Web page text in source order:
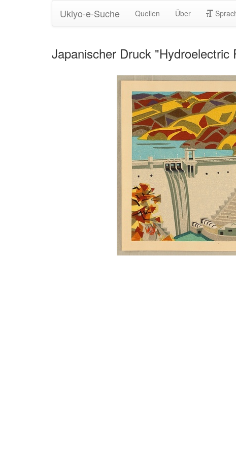
Ukiyo-e-Suche Quellen Über
Japanischer Druck